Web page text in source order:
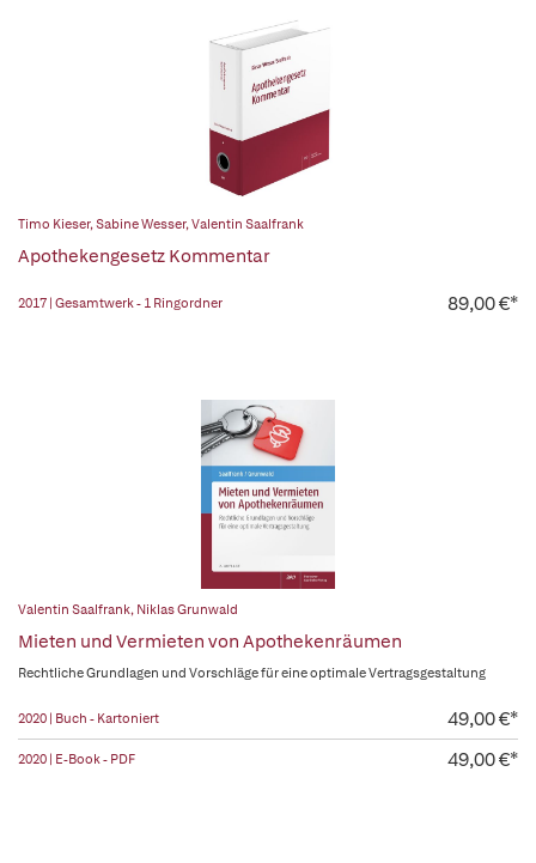
Timo Kieser,Sabine Wesser,Valentin Saalfrank
Apothekengesetz Kommentar
2017 | Gesamtwerk - 1 Ringordner 89,00 €*
Valentin Saalfrank, Niklas Grunwald
Mieten und Vermieten von Apothekenräumen
Rechtliche Grundlagen und Vorschläge für eine optimale Vertragsgestaltung
2020 | Buch - Kartoniert 49,00 €*
2020 | E-Book - PDF 49,00 €*